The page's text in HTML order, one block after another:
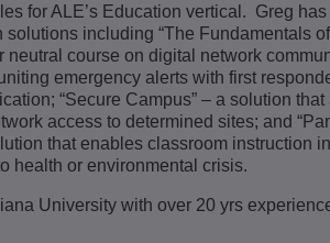
for ALE’s Education vertical. Greg
including “The Fundamentals of
neutral course on digital network
emergency alerts with first
“Secure Campus” – a solution
access to determined sites; and
that enables classroom instruction
health or environmental crisis.
University with over 20 yrs